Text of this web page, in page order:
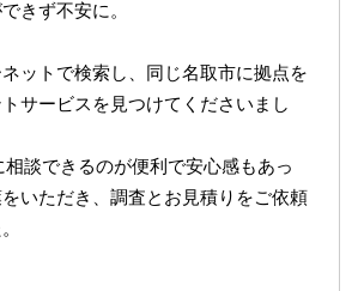
きず不安に。
ットで検索し、同じ名取市に拠点を
サービスを見つけてくださいまし
相談できるのが便利で安心感もあっ
いただき、調査とお見積りをご依頼